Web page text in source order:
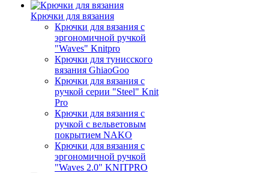
Крючки для вязания
Крючки для вязания с
эргономичной ручкой
"Waves" Knitpro
Крючки для тунисского
вязания GhiaoGoo
Крючки для вязания с
ручкой серии "Steel" Knit
Pro
Крючки для вязания с
ручкой с вельветовым
покрытием NAKO
Крючки для вязания с
эргономичной ручкой
"Waves 2.0" KNITPRO